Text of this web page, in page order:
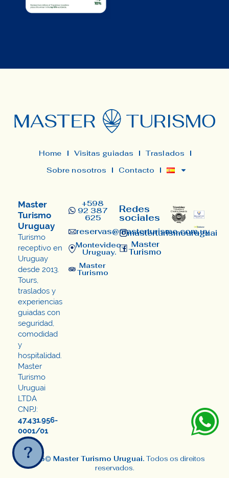
?
Home Visitas guiadas
Traslados
Sobre nosotros
Contacto
Master
Turismo
Uruguay
Turismo
receptivo en
Uruguay
desde 2013.
Tours,
traslados y
experiencias
guiadas con
seguridad,
comodidad
y
hospitalidad.
Master
Turismo
Uruguai
LTDA
CNPJ:
47.431.956-
0001/01
+598
92 387
625
reservas@masterturismo.com.uy​
Montevideo,
Uruguay.
Master
Turismo
Redes
sociales
masterturismouruguai
Master
Turismo
2025© Master Turismo Uruguai. Todos os direitos
reservados.